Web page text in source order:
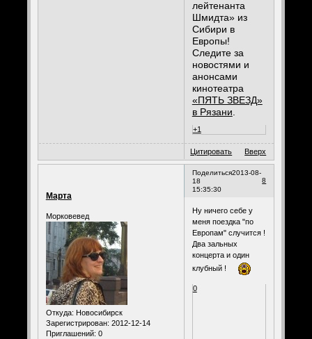
лейтенанта
Шмидта» из
Сибири в
Европы!
Следите за
новостями и
анонсами
кинотеатра
«ПЯТЬ ЗВЕЗД»
в Рязани
+1
Цитировать Вверх
Поделиться
8
2013-08-
18
15:35:30
Марта
Морковевед
Откуда: Новосибирск
Зарегистрирован: 2012-12-14
Приглашений: 0
Ну ничего себе у
меня поездка "по
Европам" случится !
Два зальных
концерта и один
клубный !
0